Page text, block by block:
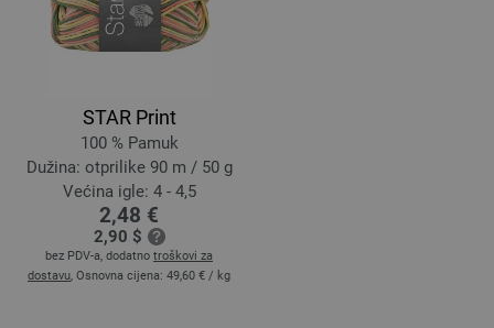
STAR Print
100 % Pamuk
Dužina: otprilike 90 m / 50 g
Većina igle: 4 - 4,5
2,48 €
2,90 $
bez PDV-a, dodatno troškovi za
dostavu, Osnovna cijena: 49,60 € / kg